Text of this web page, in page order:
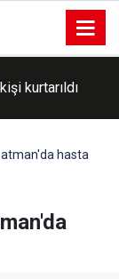
kurtarıldı
hasta